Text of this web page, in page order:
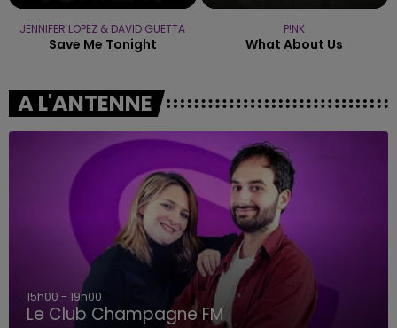
JENNIFER LOPEZ & DAVID GUETTA
Save Me Tonight
P!NK
What About Us
A L'ANTENNE
19h00 - 19h15
LA POP MACHINE - CHAMPAGNE FM